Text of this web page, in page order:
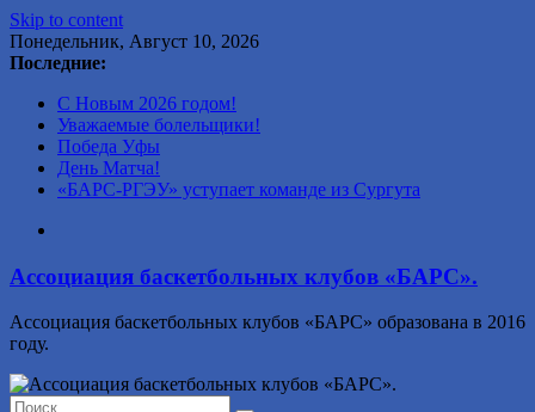
Skip to content
Понедельник, Август 10, 2026
Последние:
С Новым 2026 годом!
Уважаемые болельщики!
Победа Уфы
День Матча!
«БАРС-РГЭУ» уступает команде из Сургута
Ассоциация баскетбольных клубов «БАРС».
Ассоциация баскетбольных клубов «БАРС» образована в 2016
году.